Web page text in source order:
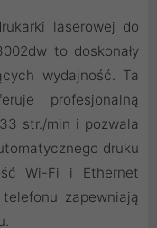
laserowej do
to doskonały
wydajność. Ta
profesjonalną
str./min i pozwala
druku
Wi-Fi i Ethernet
zapewniają